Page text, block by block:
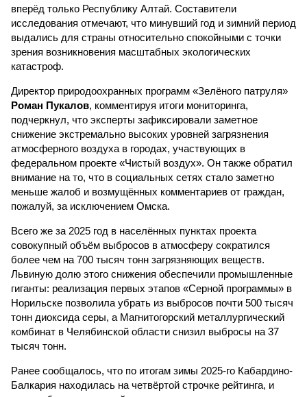
вперёд только Республику Алтай. Составители
исследования отмечают, что минувший год и зимний период
выдались для страны относительно спокойными с точки
зрения возникновения масштабных экологических
катастроф.
Директор природоохранных программ «Зелёного патруля»
Роман Пукалов, комментируя итоги мониторинга,
подчеркнул, что эксперты зафиксировали заметное
снижение экстремально высоких уровней загрязнения
атмосферного воздуха в городах, участвующих в
федеральном проекте «Чистый воздух». Он также обратил
внимание на то, что в социальных сетях стало заметно
меньше жалоб и возмущённых комментариев от граждан,
пожалуй, за исключением Омска.
Всего же за 2025 год в населённых пунктах проекта
совокупный объём выбросов в атмосферу сократился
более чем на 700 тысяч тонн загрязняющих веществ.
Львиную долю этого снижения обеспечили промышленные
гиганты: реализация первых этапов «Серной программы» в
Норильске позволила убрать из выбросов почти 500 тысяч
тонн диоксида серы, а Магнитогорский металлургический
комбинат в Челябинской области снизил выбросы на 37
тысяч тонн.
Ранее сообщалось, что по итогам зимы 2025-го Кабардино-
Балкария находилась на четвёртой строчке рейтинга, и